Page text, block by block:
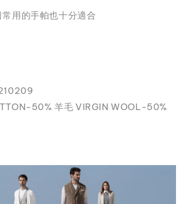
用的手帕也十分適合
50% 羊毛 VIRGIN WOOL-50%